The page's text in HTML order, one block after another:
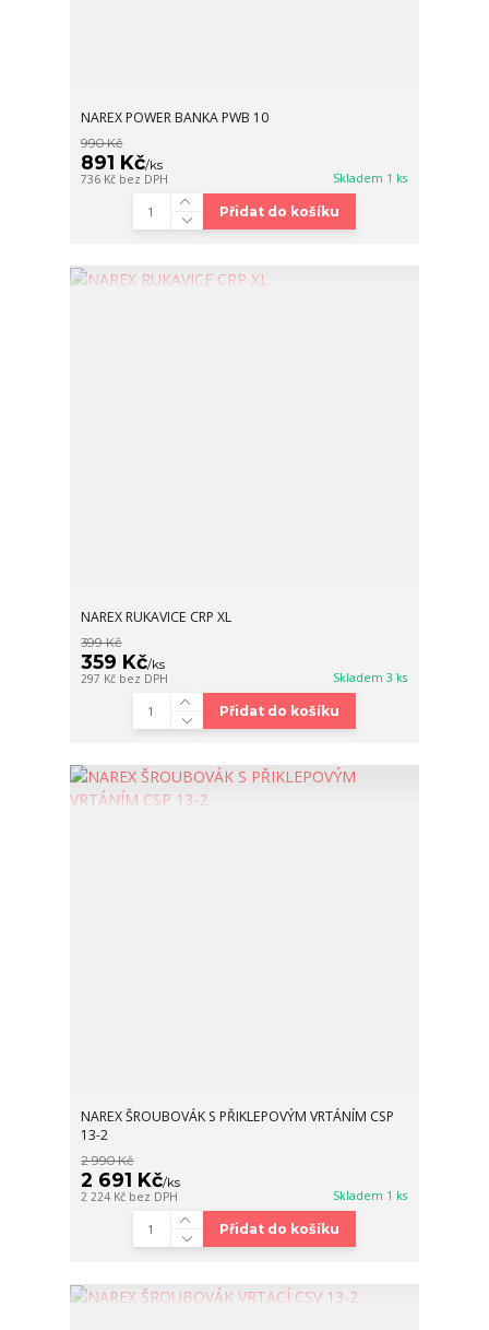
NAREX POWER BANKA PWB 10
990 Kč
891 Kč/ks
736 Kč bez DPH Skladem 1 ks
Přidat do košíku
NAREX RUKAVICE CRP XL
399 Kč
359 Kč/ks
297 Kč bez DPH Skladem 3 ks
Přidat do košíku
NAREX ŠROUBOVÁK S PŘIKLEPOVÝM VRTÁNÍM CSP
13-2
2 990 Kč
2 691 Kč/ks
2 224 Kč bez DPH Skladem 1 ks
Přidat do košíku